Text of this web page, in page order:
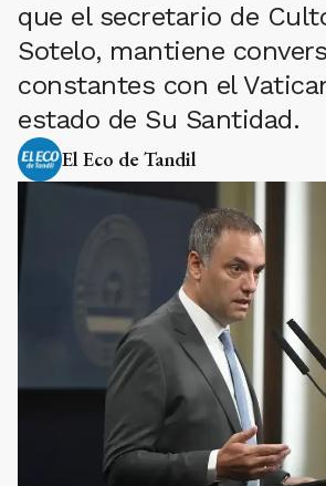
que el secretario de
Sotelo, mantiene
constantes con el
estado de Su Santidad.
El Eco de Tandil